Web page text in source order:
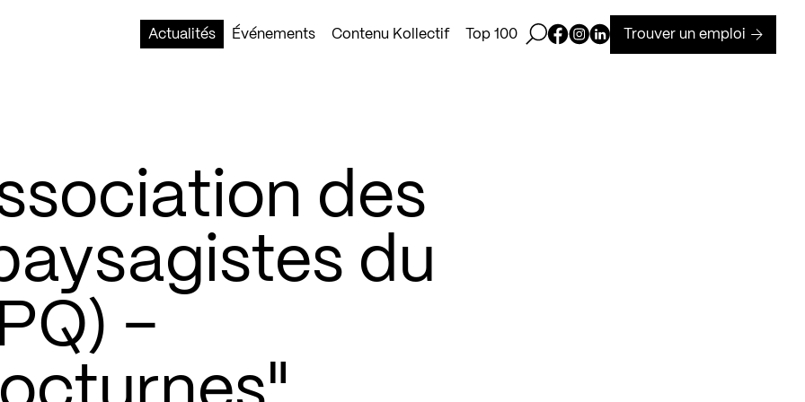
Actualités
Événements Contenu Kollectif Top 100 Ouvrir la barre de recherche
Page Facebook de Kollectif
Page Instagram de Kollectif
Page Linkedin de Kollectif
Trouver un emploi
des
du
–